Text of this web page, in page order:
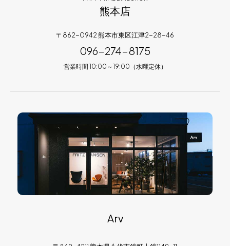
熊本店
〒862-0942 熊本市東区江津2-28-46
096-274-8175
営業時間 10:00～19:00（水曜定休）
Arv